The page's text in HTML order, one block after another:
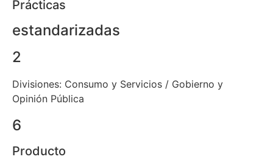
Prácticas
estandarizadas
2
Divisiones: Consumo y Servicios / Gobierno y
Opinión Pública
6
Producto